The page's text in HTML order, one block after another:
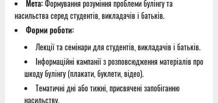
Мета:Формування розуміння проблеми булінгу та
насильства серед студентів, викладачів і батьків.
Форми роботи:
Лекції та семінари для студентів, викладачів і батьків.
Інформаційні кампанії з розповсюдження матеріалів про
шкоду булінгу (плакати, буклети, відео).
Тематичні дні або тижні, присвячені запобіганню
насильству.